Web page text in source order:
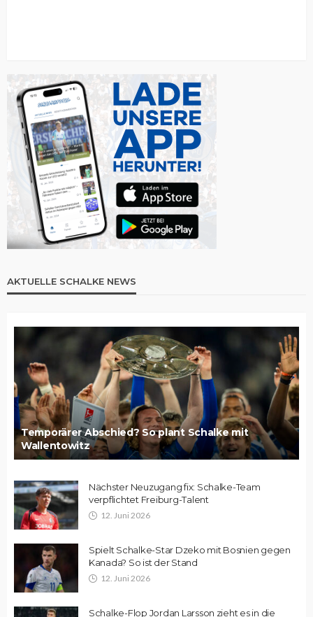
AKTUELLE SCHALKE NEWS
Temporärer Abschied? So plant Schalke mit
Wallentowitz
Nächster Neuzugang fix: Schalke-Team
verpflichtet Freiburg-Talent
12. Juni 2026
Spielt Schalke-Star Dzeko mit Bosnien gegen
Kanada? So ist der Stand
12. Juni 2026
Schalke-Flop Jordan Larsson zieht es in die